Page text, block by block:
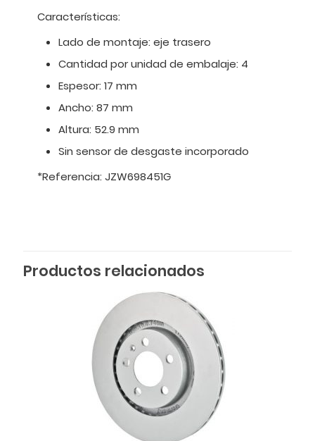
Características:
Lado de montaje: eje trasero
Cantidad por unidad de embalaje: 4
Espesor: 17 mm
Ancho: 87 mm
Altura: 52.9 mm
Sin sensor de desgaste incorporado
*Referencia: JZW698451G
Productos relacionados